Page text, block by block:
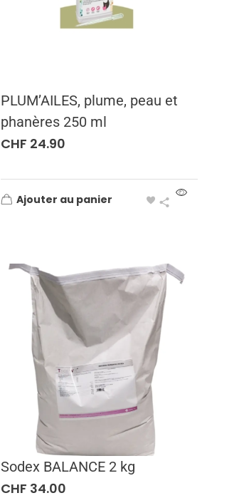
PLUM’AILES, plume, peau et
phanères 250 ml
CHF 24.90
Ajouter au panier
Sodex BALANCE 2 kg
CHF 34.00